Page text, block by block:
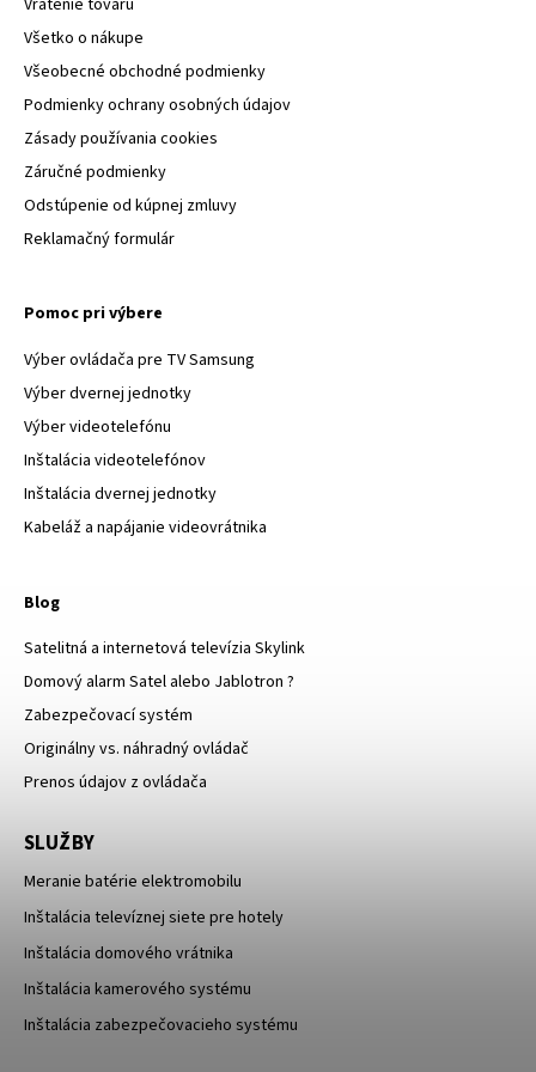
Všetko o nákupe
Všeobecné obchodné podmienky
Podmienky ochrany osobných údajov
Zásady používania cookies
Záručné podmienky
Odstúpenie od kúpnej zmluvy
Reklamačný formulár
Pomoc pri výbere
Výber ovládača pre TV Samsung
Výber dvernej jednotky
Výber videotelefónu
Inštalácia videotelefónov
Inštalácia dvernej jednotky
Kabeláž a napájanie videovrátnika
Blog
Satelitná a internetová televízia Skylink
Domový alarm Satel alebo Jablotron ?
Zabezpečovací systém
Originálny vs. náhradný ovládač
Prenos údajov z ovládača
SLUŽBY
Meranie batérie elektromobilu
Inštalácia televíznej siete pre hotely
Inštalácia domového vrátnika
Inštalácia kamerového systému
Inštalácia zabezpečovacieho systému